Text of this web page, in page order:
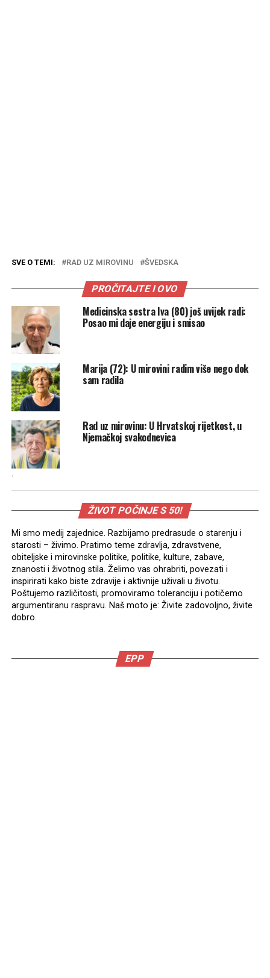
SVE O TEMI: RAD UZ MIROVINU ŠVEDSKA
PROČITAJTE I OVO
Medicinska sestra Iva (80) još uvijek radi:
Posao mi daje energiju i smisao
Marija (72): U mirovini radim više nego dok
sam radila
Rad uz mirovinu: U Hrvatskoj rijetkost, u
Njemačkoj svakodnevica
.
ŽIVOT POČINJE S 50!
Mi smo medij zajednice. Razbijamo predrasude o starenju i
starosti – živimo. Pratimo teme zdravlja, zdravstvene,
obiteljske i mirovinske politike, politike, kulture, zabave,
znanosti i životnog stila. Želimo vas ohrabriti, povezati i
inspirirati kako biste zdravije i aktivnije uživali u životu.
Poštujemo različitosti, promoviramo toleranciju i potičemo
argumentiranu raspravu. Naš moto je: Živite zadovoljno, živite
dobro.
EPP